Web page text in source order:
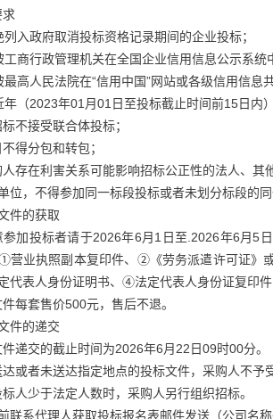
求
列入政府取消投标资格记录期间的企业投标；
工商行政管理机关在全国企业信用信息公示系统
最高人民法院在“信用中国”网站或各级信用信息
年（2023年01月01日至投标截止时间前15日内
不接受联合体投标；
得分包和转包；
存在利害关系可能影响招标公正性的法人、
位，不得参加同一标段投标或者未划分标段的
件的获取
参加投标者请于2026年6月1日至.2026年6月5
营业执照副本复印件、②《劳务派遣许可证》
代表人身份证明书、④法定代表人身份证复印
每套售价500元，售后不退。
件的递交
递交的截止时间为2026年6月22日09时00分。
或者未送达指定地点的投标文件，采购人不予
人少于法定人数时，采购人另行组织招标。
联系代理人获取投标报名表邮件发送（公司名